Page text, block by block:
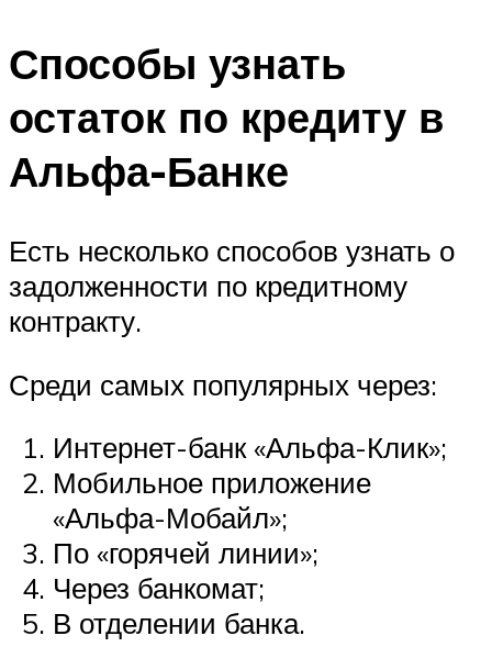
Способы узнать
остаток по кредиту в
Альфа-Банке
Есть несколько способов узнать о
задолженности по кредитному
контракту.
Среди самых популярных через:
Интернет-банк «Альфа-Клик»;
Мобильное приложение
«Альфа-Мобайл»;
По «горячей линии»;
Через банкомат;
В отделении банка.